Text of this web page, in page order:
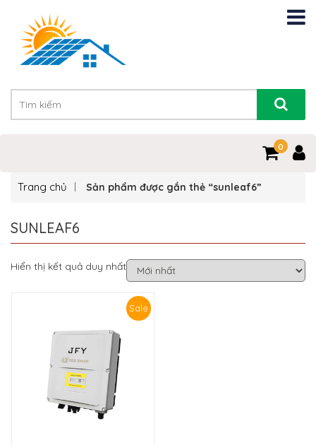
0
Trang chủ Sản phẩm được gắn thẻ “sunleaf6”
SUNLEAF6
Hiển thị kết quả duy nhất
Sale